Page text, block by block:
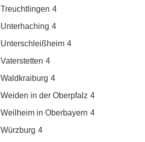
Treuchtlingen 4
Unterhaching 4
Unterschleißheim 4
Vaterstetten 4
Waldkraiburg 4
Weiden in der Oberpfalz 4
Weilheim in Oberbayern 4
Würzburg 4